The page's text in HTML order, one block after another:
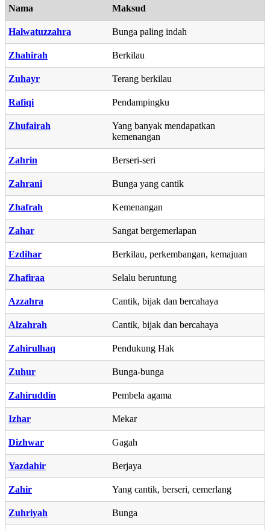
Nama Maksud
Halwatuzzahra Bunga paling indah
Zhahirah Berkilau
Zuhayr Terang berkilau
Rafiqi Pendampingku
Zhufairah
Yang banyak mendapatkan
kemenangan
Zahrin Berseri-seri
Zahrani Bunga yang cantik
Zhafrah Kemenangan
Zahar Sangat bergemerlapan
Ezdihar Berkilau, perkembangan, kemajuan
Zhafiraa Selalu beruntung
Azzahra Cantik, bijak dan bercahaya
Alzahrah Cantik, bijak dan bercahaya
Zahirulhaq Pendukung Hak
Zuhur Bunga-bunga
Zahiruddin Pembela agama
Izhar Mekar
Dizhwar Gagah
Yazdahir Berjaya
Zahir Yang cantik, berseri, cemerlang
Zuhriyah Bunga